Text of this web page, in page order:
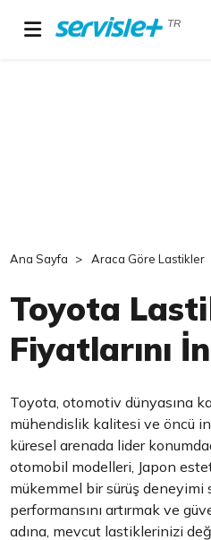
TR
Ana Sayfa Araca Göre Lastikler
Toyota
Fiyatlarını
Toyota, otomotiv dünyasına
mühendislik kalitesi ve öncü
küresel arenada lider
otomobil modelleri, Japon
mükemmel bir sürüş deneyimi
performansını artırmak ve
adına, mevcut lastiklerinizi